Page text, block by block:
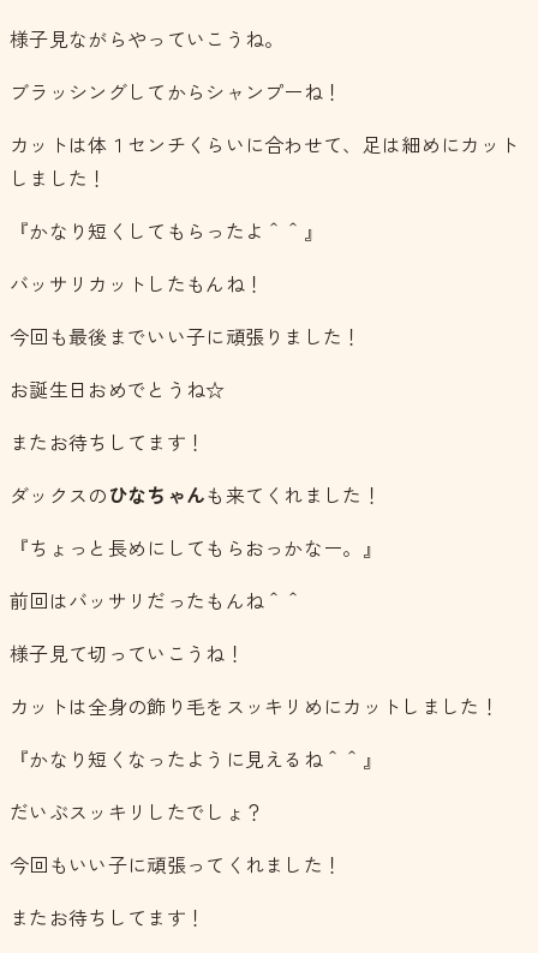
様子見ながらやっていこうね。
ブラッシングしてからシャンプーね！
カットは体１センチくらいに合わせて、足は細めにカット
しました！
『かなり短くしてもらったよ＾＾』
バッサリカットしたもんね！
今回も最後までいい子に頑張りました！
お誕生日おめでとうね☆
またお待ちしてます！
ダックスのひなちゃんも来てくれました！
『ちょっと長めにしてもらおっかなー。』
前回はバッサリだったもんね＾＾
様子見て切っていこうね！
カットは全身の飾り毛をスッキリめにカットしました！
『かなり短くなったように見えるね＾＾』
だいぶスッキリしたでしょ？
今回もいい子に頑張ってくれました！
またお待ちしてます！